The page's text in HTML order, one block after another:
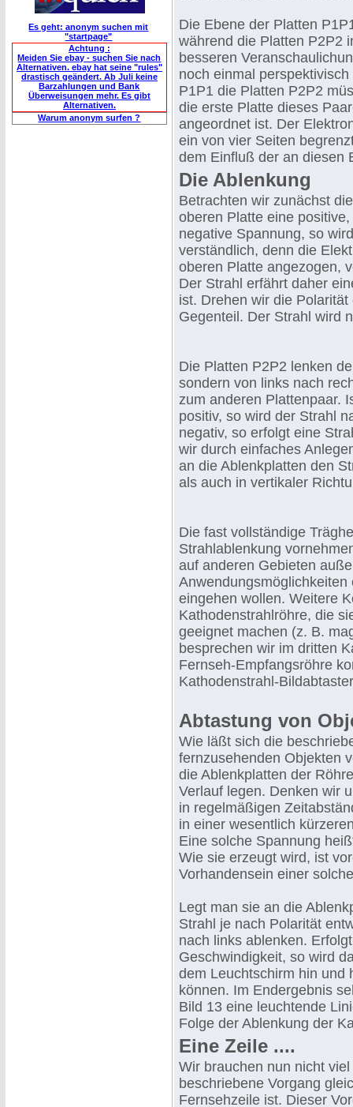
Es geht: anonym suchen mit
"startpage"
Achtung :
Meiden Sie ebay - suchen Sie nach
Alternativen. ebay hat seine "rules"
drastisch geändert. Ab Juli keine
Barzahlungen und Bank
Überweisungen mehr. Es gibt
Alternativen.
Warum anonym surfen ?
Die Ebene der Platten
während die Platten P2P2
besseren
noch einmal
P1P1 die Platten P2P2
die erste Platte dieses
angeordnet ist. Der
ein von vier Seiten
dem Einfluß der an diesen
Die Ablenkung
Betrachten wir zunächst
oberen Platte eine
negative Spannung, so
verständlich, denn die
oberen Platte angezogen,
Der Strahl erfährt daher
ist. Drehen wir die
Gegenteil. Der Strahl wird
Die Platten P2P2 lenken
sondern von links nach
zum anderen Plattenpaar.
positiv, so wird der Strahl
negativ, so erfolgt eine
wir durch einfaches
an die Ablenkplatten den
als auch in vertikaler
Die fast vollständige
Strahlablenkung
auf anderen Gebieten
eingehen wollen. Weitere
Kathodenstrahlröhre, die
geeignet machen (z. B.
besprechen wir im dritten
Fernseh-Empfangsröhre
Kathodenstrahl-
Abtastung von
Wie läßt sich die
fernzusehenden Objekten
die Ablenkplatten der
Verlauf legen. Denken wir
in regelmäßigen
in einer wesentlich
Eine solche Spannung
Wie sie erzeugt wird, ist
Vorhandensein einer
Legt man sie an die
Strahl je nach Polarität
nach links ablenken.
Geschwindigkeit, so wird
dem Leuchtschirm hin und
können. Im Endergebnis
Bild 13 eine leuchtende
Folge der Ablenkung der
Eine Zeile ....
Wir brauchen nun nicht
beschriebene Vorgang
Fernsehzeile ist. Dieser